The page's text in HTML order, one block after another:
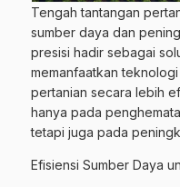
Tengah tantangan
sumber daya dan
presisi hadir sebagai
memanfaatkan
pertanian secara lebih
hanya pada
tetapi juga pada
Efisiensi Sumber Daya